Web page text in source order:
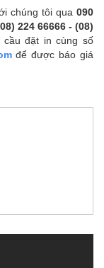
chúng tôi qua 090
224 66666 - (08)
đặt in cùng số
để được báo giá